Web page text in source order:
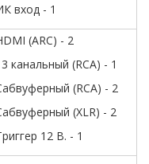
вход - 1
(ARC) - 2
канальный (RCA) - 1
(RCA) - 2
(XLR) - 2
12 В. - 1